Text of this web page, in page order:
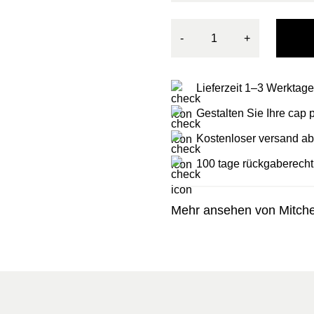
- +
Lieferzeit 1–3 Werktage
Gestalten Sie Ihre cap
Kostenloser versand
100 tage rückgaberecht
Mehr ansehen von